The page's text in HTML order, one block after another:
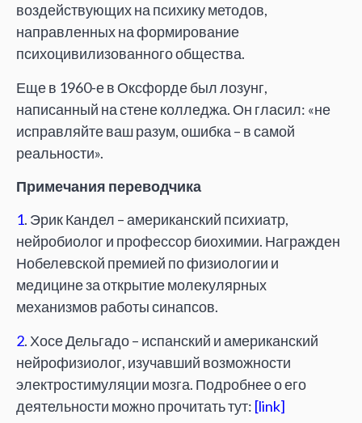
воздействующих на психику методов,
направленных на формирование
психоцивилизованного общества.
Еще в 1960-е в Оксфорде был лозунг,
написанный на стене колледжа. Он гласил: «не
исправляйте ваш разум, ошибка – в самой
реальности».
Примечания переводчика
1. Эрик Кандел – американский психиатр,
нейробиолог и профессор биохимии. Награжден
Нобелевской премией по физиологии и
медицине за открытие молекулярных
механизмов работы синапсов.
2. Хосе Дельгадо – испанский и американский
нейрофизиолог, изучавший возможности
электростимуляции мозга. Подробнее о его
деятельности можно прочитать тут: [link]